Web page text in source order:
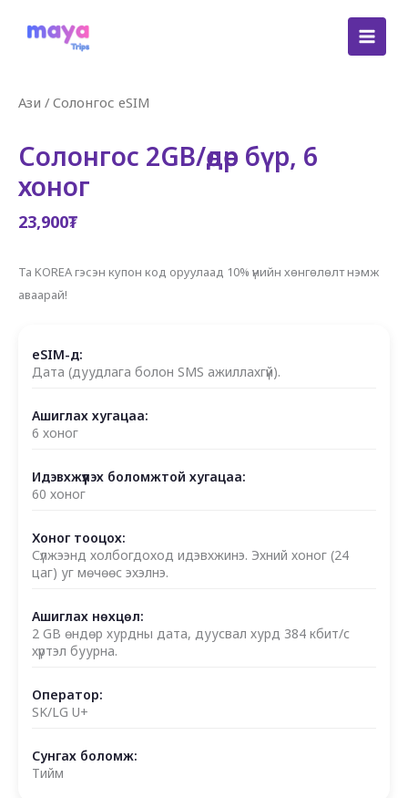
Ази / Солонгос eSIM
Солонгос 2GB/өдөр бүр, 6
хоног
23,900₮
Та KOREA гэсэн купон код оруулаад 10% үнийн хөнгөлөлт нэмж
аваарай!
eSIM-д:
Дата (дуудлага болон SMS ажиллахгүй).
Ашиглах хугацаа:
6 хоног
Идэвхжүүлэх боломжтой хугацаа:
60 хоног
Хоног тооцох:
Сүлжээнд холбогдоход идэвхжинэ. Эхний хоног (24
цаг) уг мөчөөс эхэлнэ.
Ашиглах нөхцөл:
2 GB өндөр хурдны дата, дуусвал хурд 384 кбит/с
хүртэл буурна.
Оператор:
SK/LG U+
Сунгах боломж:
Тийм